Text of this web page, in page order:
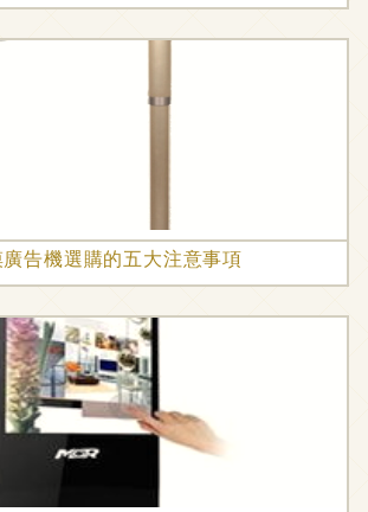
告機選購的五大注意事項